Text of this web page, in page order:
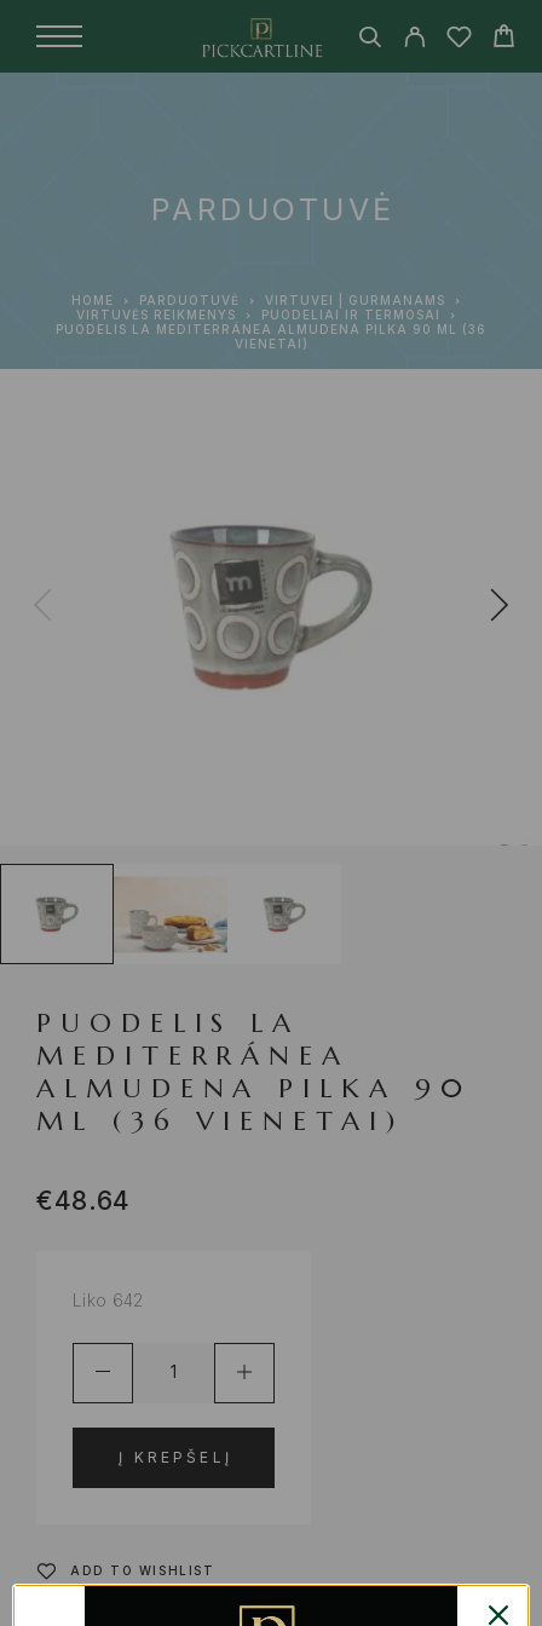
PARDUOTUVĖ
HOME PARDUOTUVĖ
VIRTUVEI | GURMANAMS
VIRTUVĖS REIKMENYS
PUODELIAI IR TERMOSAI
PUODELIS LA MEDITERRÁNEA ALMUDENA PILKA 90 ML (36
VIENETAI)
PUODELIS LA
MEDITERRÁNEA
ALMUDENA PILKA 90
ML (36 VIENETAI)
€48.64
Liko 642
Į KREPŠELĮ
ADD TO WISHLIST